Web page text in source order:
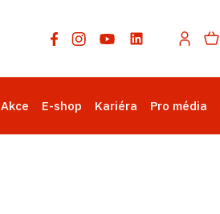
Akce E-shop Kariéra Pro média